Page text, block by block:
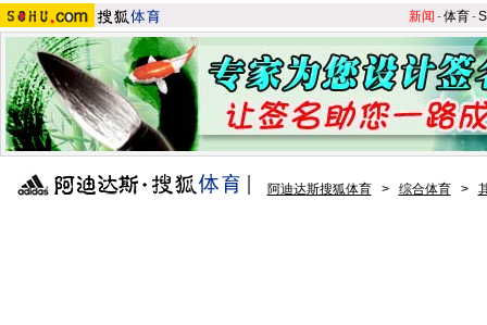
新闻 -体育-S
阿迪达斯搜狐体育 > 综合体育 >